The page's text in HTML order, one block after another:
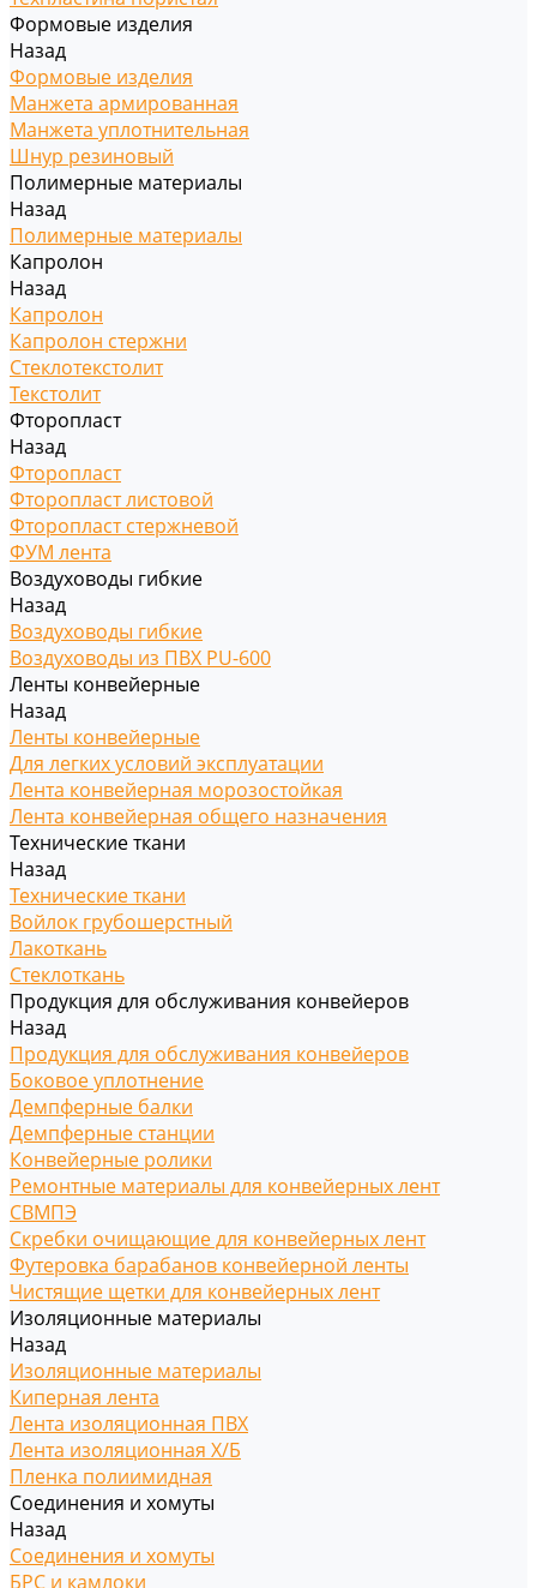
Формовые изделия
Назад
Формовые изделия
Манжета армированная
Манжета уплотнительная
Шнур резиновый
Полимерные материалы
Назад
Полимерные материалы
Капролон
Назад
Капролон
Капролон стержни
Стеклотекстолит
Текстолит
Фторопласт
Назад
Фторопласт
Фторопласт листовой
Фторопласт стержневой
ФУМ лента
Воздуховоды гибкие
Назад
Воздуховоды гибкие
Воздуховоды из ПВХ PU-600
Ленты конвейерные
Назад
Ленты конвейерные
Для легких условий эксплуатации
Лента конвейерная морозостойкая
Лента конвейерная общего назначения
Технические ткани
Назад
Технические ткани
Войлок грубошерстный
Лакоткань
Стеклоткань
Продукция для обслуживания конвейеров
Назад
Продукция для обслуживания конвейеров
Боковое уплотнение
Демпферные балки
Демпферные станции
Конвейерные ролики
Ремонтные материалы для конвейерных лент
СВМПЭ
Скребки очищающие для конвейерных лент
Футеровка барабанов конвейерной ленты
Чистящие щетки для конвейерных лент
Изоляционные материалы
Назад
Изоляционные материалы
Киперная лента
Лента изоляционная ПВХ
Лента изоляционная Х/Б
Пленка полиимидная
Соединения и хомуты
Назад
Соединения и хомуты
БРС и камлоки